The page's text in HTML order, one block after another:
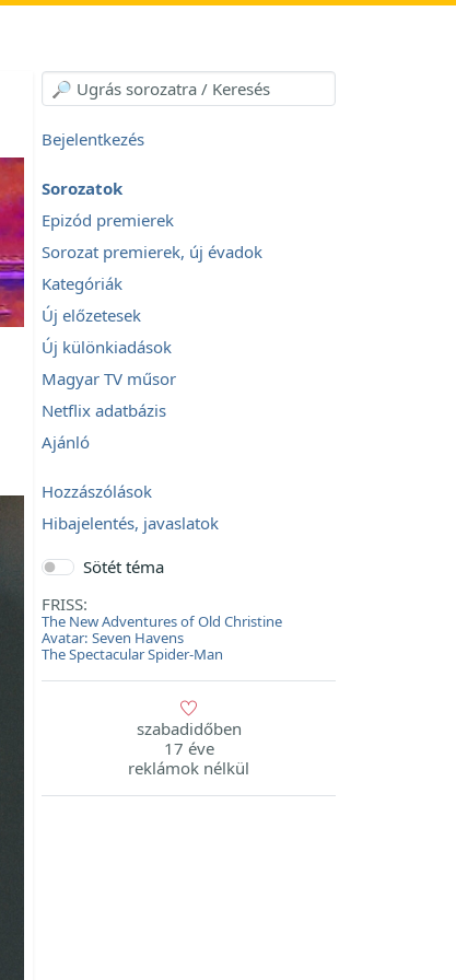
Bejelentkezés
Sorozatok
Epizód premierek
Sorozat premierek, új évadok
Kategóriák
Új előzetesek
Új különkiadások
Magyar TV műsor
Netflix adatbázis
Ajánló
Hozzászólások
Hibajelentés, javaslatok
Sötét téma
FRISS:
The New Adventures of Old Christine
Avatar: Seven Havens
The Spectacular Spider-Man
szabadidőben
17 éve
reklámok nélkül